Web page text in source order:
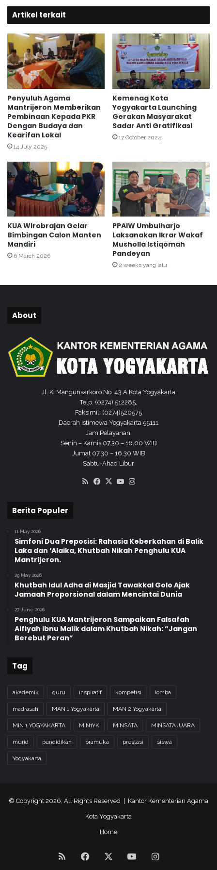
P
e
n
g
a
j
i
a
n
L
a
p
a
n
M
A
l
I
k
h
l
n
n
a
l
a
m
F
a
p
s
e
d
u
Artikel terkait
Penyuluh Agama
Mantrijeron Memberikan
Pembinaan Kepada PKR
Dengan Budaya dan
Kearifan Lokal
14 July 2025
Kemenag Kota
Yogyakarta Launching
Gerakan Masyarakat
Sadar Anti Gratifikasi
17 October 2024
KUA Wirobrajan Gelar
Bimbingan Calon Manten
Mandiri
6 March 2026
PPAIW Umbulharjo
Laksanakan Ikrar Wakaf
Musholla Istiqomah
Pandeyan
2 weeks yang lalu
About
Jl. Ki Mangunsarkoro No. 43 A Kota Yogyakarta
Telp. (0274) 512285,
Faksimili (0274)520575
Daerah Istimewa Yogyakarta 55111
Jam Pelayanan:
Senin – Kamis 07.30 – 16.00 WIB
Jumat 07.30 – 16.30 WIB
Sabtu-Ahad Libur
RSS Facebook
X YouTube
Berita Populer
11 May 2026
Simfoni Dua Preposisi: Rahasia Keberkahan di Balik
Laka dan ‘Alaika, Khutbah Nikah Penghulu KUA
Mantrijeron.
29 May 2026
Khutbah Idul Adha di Masjid Tawakkal Golo Ajak
Jamaah Proporsional dalam Mencintai Dunia
27 June 2026
Penghulu KUA Mantrijeron Sampaikan Falsafah
Alfiyah Ibnu Malik dalam Khutbah Nikah: “Jangan
Berebut Peran”
Tag
akademik guru inspiratif kompetisi lomba
madrasah MAN 1 Yogyakarta MAN 2 Yogyakarta
MIN 1 YOGYAKARTA MIN1YK MINSATA MINSATAJUARA
murid pendidikan pramuka prestasi siswa
Yogyakarta
© Copyright 2026, All Rights Reserved | Kantor Kementerian Agama
Kota Yogyakarta
Home
RSS Facebook YouTubeInstagram